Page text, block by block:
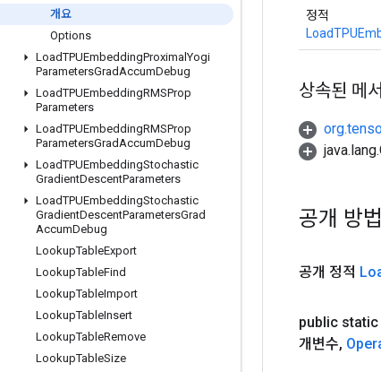
개요
Options
LoadTPUEmbeddingProximalYogi
ParametersGradAccumDebug
LoadTPUEmbeddingRMSProp
Parameters
LoadTPUEmbeddingRMSProp
ParametersGradAccumDebug
LoadTPUEmbeddingStochastic
GradientDescentParameters
LoadTPUEmbeddingStochastic
GradientDescentParametersGrad
AccumDebug
LookupTableExport
LookupTableFind
LookupTableImport
LookupTableInsert
LookupTableRemove
LookupTableSize
정적
상속된 메
공개 방법
공개 정적
public static
개변수,